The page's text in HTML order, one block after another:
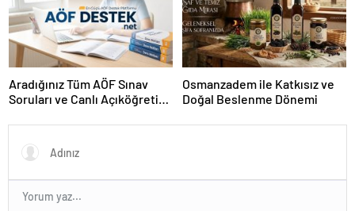
Aradığınız Tüm AÖF Sınav
Soruları ve Canlı Açıköğretim
Osmanzadem ile Katkısız ve
Doğal Beslenme Dönemi